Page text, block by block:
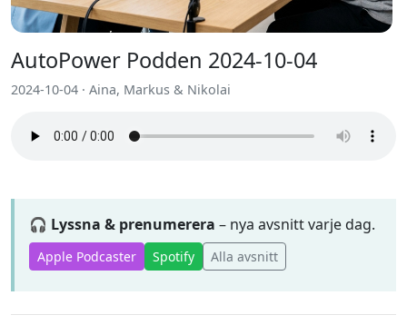
AutoPower Podden 2024-10-04
2024-10-04 · Aina, Markus & Nikolai
🎧 Lyssna & prenumerera – nya avsnitt varje dag.
Apple Podcaster Spotify Alla avsnitt